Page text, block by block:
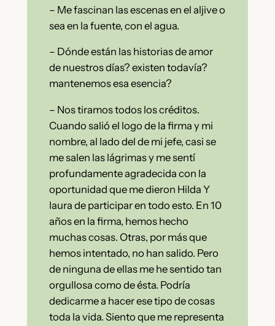
– Me fascinan las escenas en el aljive o
sea en la fuente, con el agua.
– Dónde están las historias de amor
de nuestros días? existen todavía?
mantenemos esa esencia?
– Nos tiramos todos los créditos.
Cuando salió el logo de la firma y mi
nombre, al lado del de mi jefe, casi se
me salen las lágrimas y me sentí
profundamente agradecida con la
oportunidad que me dieron Hilda Y
laura de participar en todo esto. En 10
años en la firma, hemos hecho
muchas cosas. Otras, por más que
hemos intentado, no han salido. Pero
de ninguna de ellas me he sentido tan
orgullosa como de ésta. Podría
dedicarme a hacer ese tipo de cosas
toda la vida. Siento que me representa